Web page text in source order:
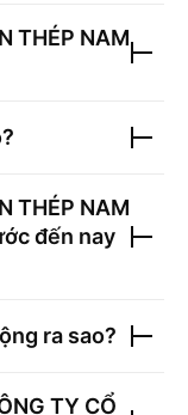
THÉP NAM
THÉP NAM
đến nay
ra sao?
TY CỔ